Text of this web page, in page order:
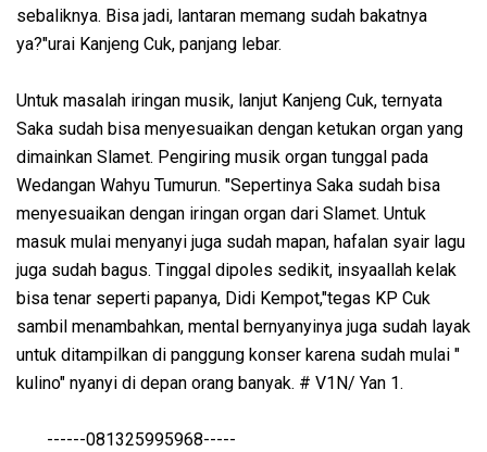
sebaliknya. Bisa jadi, lantaran memang sudah bakatnya
ya?"urai Kanjeng Cuk, panjang lebar.
Untuk masalah iringan musik, lanjut Kanjeng Cuk, ternyata
Saka sudah bisa menyesuaikan dengan ketukan organ yang
dimainkan Slamet. Pengiring musik organ tunggal pada
Wedangan Wahyu Tumurun. "Sepertinya Saka sudah bisa
menyesuaikan dengan iringan organ dari Slamet. Untuk
masuk mulai menyanyi juga sudah mapan, hafalan syair lagu
juga sudah bagus. Tinggal dipoles sedikit, insyaallah kelak
bisa tenar seperti papanya, Didi Kempot,"tegas KP Cuk
sambil menambahkan, mental bernyanyinya juga sudah layak
untuk ditampilkan di panggung konser karena sudah mulai "
kulino" nyanyi di depan orang banyak. # V1N/ Yan 1.
------081325995968-----